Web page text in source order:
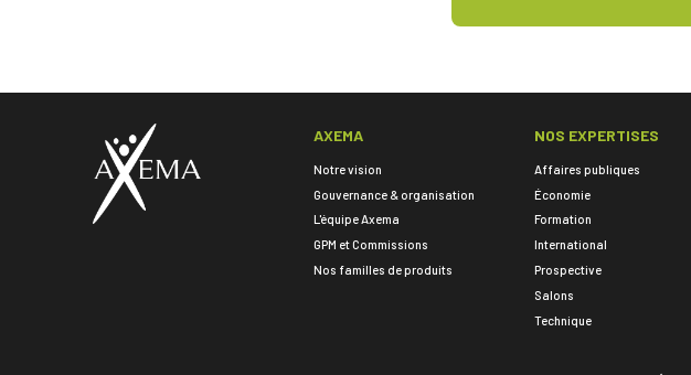
AXEMA
Notre vision
Gouvernance & organisation
L'équipe Axema
GPM et Commissions
Nos familles de produits
NOS EXPERTISES
Affaires publiques
Économie
Formation
International
Prospective
Salons
Technique